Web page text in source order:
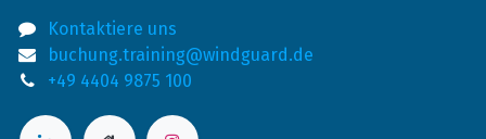
Kontaktiere uns
buchung.training@windguard.de
+49 4404 9875 100